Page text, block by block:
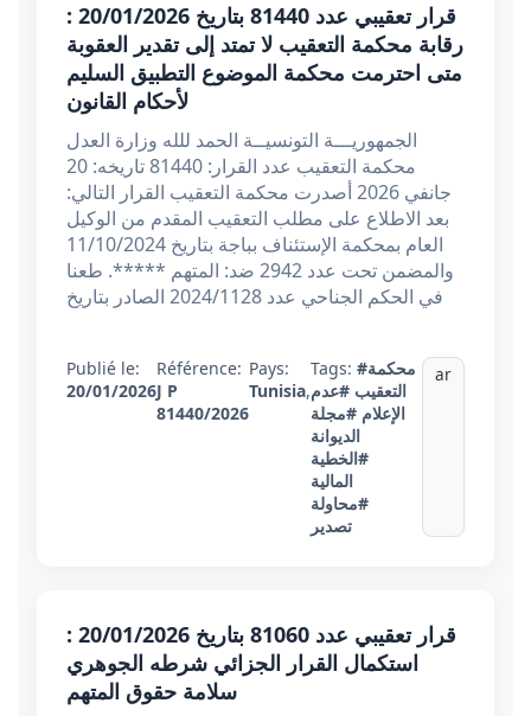
قرار تعقيبي عدد 81440 بتاريخ 20/01/2026 :
رقابة محكمة التعقيب لا تمتد إلى تقدير العقوبة
متى احترمت محكمة الموضوع التطبيق السليم
لأحكام القانون
الجمهوريـــة التونسيــة الحمد للله وزارة العدل
محكمة التعقيب عدد القرار: 81440 تاريخه: 20
جانفي 2026 أصدرت محكمة التعقيب القرار التالي:
بعد الاطلاع على مطلب التعقيب المقدم من الوكيل
العام بمحكمة الإستئناف بباجة بتاريخ 11/10/2024
والمضمن تحت عدد 2942 ضد: المتهم *****. طعنا
في الحكم الجناحي عدد 2024/1128 الصادر بتاريخ
Publié le:
20/01/2026
Référence:
J P
81440/2026
Pays:
Tunisia,
Tags: #محكمة
التعقيب #عدم
الإعلام #مجلة
الديوانة
#الخطية
المالية
#محاولة
تصدير
ar
قرار تعقيبي عدد 81060 بتاريخ 20/01/2026 :
استكمال القرار الجزائي شرطه الجوهري
سلامة حقوق المتهم